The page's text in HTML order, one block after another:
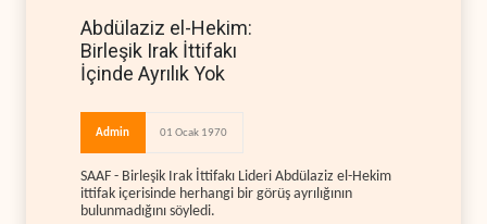
Abdülaziz el-Hekim:
Birleşik Irak İttifakı
İçinde Ayrılık Yok
Admin 01 Ocak 1970
SAAF - Birleşik Irak İttifakı Lideri Abdülaziz el-Hekim
ittifak içerisinde herhangi bir görüş ayrılığının
bulunmadığını söyledi.